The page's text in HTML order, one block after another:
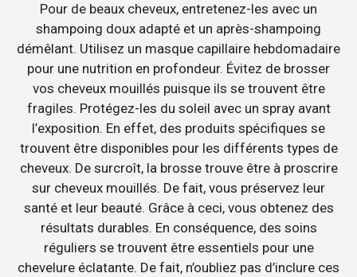
Pour de beaux cheveux, entretenez-les avec un
shampoing doux adapté et un après-shampoing
démêlant. Utilisez un masque capillaire hebdomadaire
pour une nutrition en profondeur. Évitez de brosser
vos cheveux mouillés puisque ils se trouvent être
fragiles. Protégez-les du soleil avec un spray avant
l’exposition. En effet, des produits spécifiques se
trouvent être disponibles pour les différents types de
cheveux. De surcroît, la brosse trouve être à proscrire
sur cheveux mouillés. De fait, vous préservez leur
santé et leur beauté. Grâce à ceci, vous obtenez des
résultats durables. En conséquence, des soins
réguliers se trouvent être essentiels pour une
chevelure éclatante. De fait, n’oubliez pas d’inclure ces